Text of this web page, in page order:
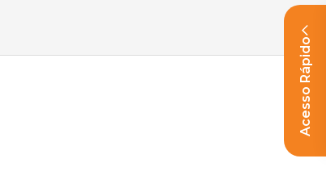
Acesso Rápido